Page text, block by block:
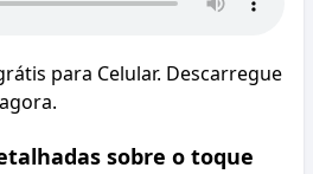
para Celular. Descarregue
sobre o toque